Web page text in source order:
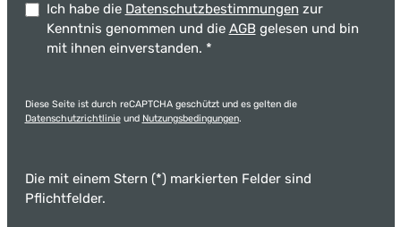
Ich habe die Datenschutzbestimmungen zur
Kenntnis genommen und die AGB gelesen und bin
mit ihnen einverstanden. *
Diese Seite ist durch reCAPTCHA geschützt und es gelten die
Datenschutzrichtlinieund Nutzungsbedingungen.
Die mit einem Stern (*) markierten Felder sind
Pflichtfelder.